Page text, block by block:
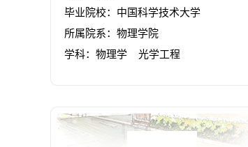
毕业院校：中国科学技术大学
所属院系：物理学院
学科：物理学 光学工程